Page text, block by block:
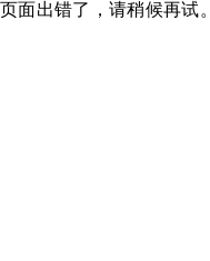
页面出错了，请稍候再试。